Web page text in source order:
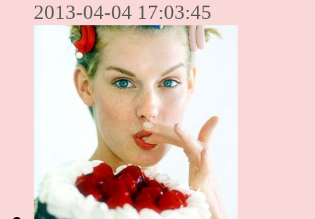
2013-04-04 17:03:45